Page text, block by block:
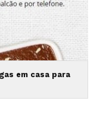
em casa para